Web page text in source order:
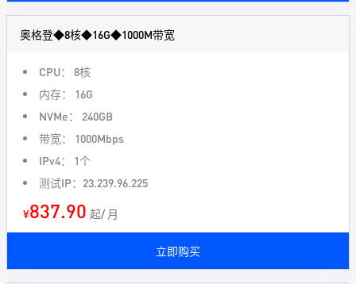
奥格登◆8核◆16G◆1000M带宽
CPU： 8核
内存： 16G
NVMe： 240GB
带宽： 1000Mbps
IPv4： 1个
测试IP：23.239.96.225
¥837.90 起/ 月
立即购买